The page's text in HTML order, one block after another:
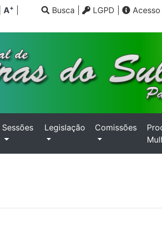
A+ Busca LGPD Acesso
Sessões Legislação Comissões